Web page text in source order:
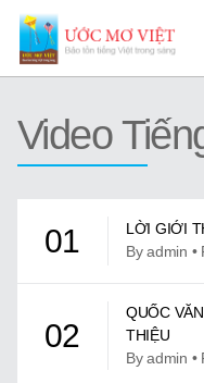
Cuộc Thi Ước Mơ Việt
Hướng Dẫn
Tài Liệu Học Tập
Video Tự Học và Dạy
Video
01
LỜI GIỚI
By admin •
02
QUỐC
THIỆU
By admin •